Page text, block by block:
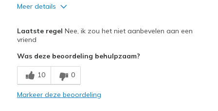
Meer details
Attractive Design
Beste toepassingen
Casual Wear
Going Out
Laatste regel Nee, ik zou het niet aanbevelen aan een
vriend
Was deze beoordeling behulpzaam?
10 0
Markeer deze beoordeling